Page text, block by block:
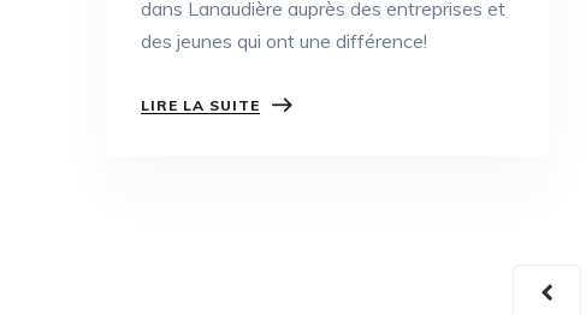
dans Lanaudière auprès des entreprises et
des jeunes qui ont une différence!
LIRE LA SUITE